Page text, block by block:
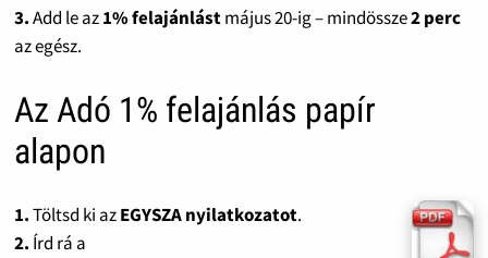
3.Add le az1% felajánlástmájus 20-ig – mindössze2 perc
az egész.
Az Adó 1% felajánlás papír
alapon
1.Töltsd ki azEGYSZA nyilatkozatot.
2. Írd rá a